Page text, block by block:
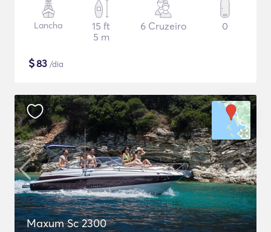
Lancha
15 ft
5 m
6 Cruzeiro 0
$83 /dia
Maxum Sc 2300